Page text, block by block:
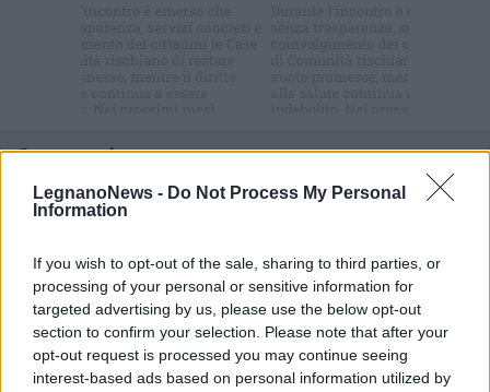
LegnanoNews - Do Not Process My Personal
Information
If you wish to opt-out of the sale, sharing to third parties, or
processing of your personal or sensitive information for
targeted advertising by us, please use the below opt-out
section to confirm your selection. Please note that after your
opt-out request is processed you may continue seeing
interest-based ads based on personal information utilized by
Commenti
Accedioregistratiper commentare questo
articolo.
di VareseNews.it, che rimane autonoma e indipendente. I messaggi inclusi nei
commenti non sono testi giornalistici, ma post inviati dai singoli lettori che
possono essere automaticamente pubblicati senza filtro preventivo. I commenti
che includano uno o più link a siti esterni verranno rimossi in automatico dal
sistema.